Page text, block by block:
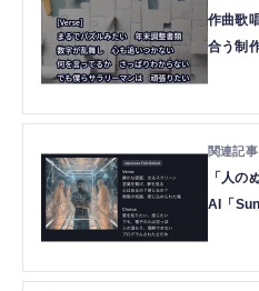
作曲歌
合う制
「人の
AI「